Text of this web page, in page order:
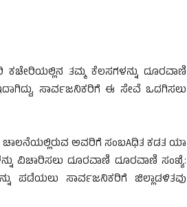
ತಮ್ಮ ಕೆಲಸಗಳನ್ನು ದೂರವಾಣಿ
ಸಾರ್ವಜನಿಕರಿಗೆ ಈ ಸೇವೆ ಒದಗಿಸಲು
ಅವರಿಗೆ ಸಂಬAಧಿತ ಕಡತ ಯಾ
ವಿಚಾರಿಸಲು ದೂರವಾಣಿ ದೂರವಾಣಿ ಸಂಖ್ಯೆ:
ಪಡೆಯಲು ಸಾರ್ವಜನಿಕರಿಗೆ ಜಿಲ್ಲಾಡಳಿತವು